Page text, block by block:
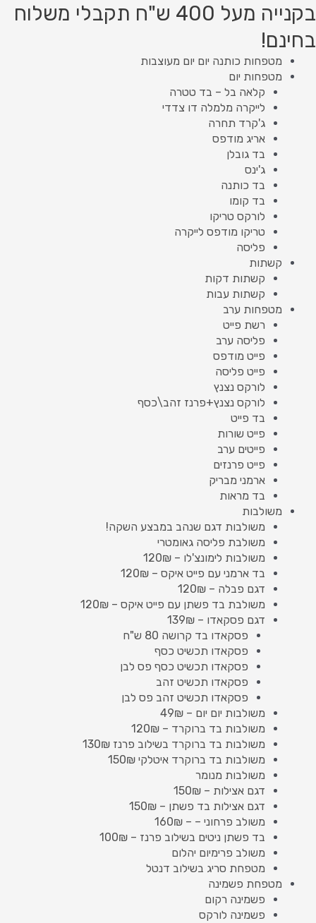
דילוג
לתוכן
בקנייה מעל 400 ש"ח תקבלי משלוח
בחינם!
מטפחות כותנה יום יום מעוצבות
מטפחות יום
קלאה בל – בד טטרה
לייקרה מלמלה דו צדדי
ג'קרד תחרה
אריג מודפס
בד גובלן
ג'ינס
בד כותנה
בד קומו
לורקס טריקו
טריקו מודפס לייקרה
פליסה
קשתות
קשתות דקות
קשתות עבות
מטפחות ערב
רשת פייט
פליסה ערב
פייט מודפס
פייט פליסה
לורקס נצנץ
לורקס נצנץ+פרנז זהב\כסף
בד פייט
פייט שורות
פייטים ערב
פייט פרנזים
ארמני מבריק
בד מראות
משולבות
משולבות דגם שנהב במבצע השקה!
משולבת פליסה גאומטרי
משולבות לימונצ'לו – 120₪
בד ארמני עם פייט איקס – 120₪
דגם פבלה – 120₪
משולבת בד פשתן עם פייט איקס – 120₪
דגם פסקאדו – 139₪
פסקאדו בד קרושה 80 ש"ח
פסקאדו תכשיט כסף
פסקאדו תכשיט כסף פס לבן
פסקאדו תכשיט זהב
פסקאדו תכשיט זהב פס לבן
משולבות יום יום – 49₪
משולבות בד ברוקרד – 120₪
משולבות בד ברוקרד בשילוב פרנז 130₪
משולבות בד ברוקרד איטלקי 150₪
משולבות מנומר
דגם אצילות – 150₪
דגם אצילות בד פשתן – 150₪
משולב פרחוני – – 160₪
בד פשתן ניטים בשילוב פרנז – 100₪
משולב פרימיום יהלום
מטפחת סריג בשילוב דנטל
מטפחת פשמינה
פשמינה רקום
פשמינה לורקס
Products
search
Products
search
כמות
של
גובלן